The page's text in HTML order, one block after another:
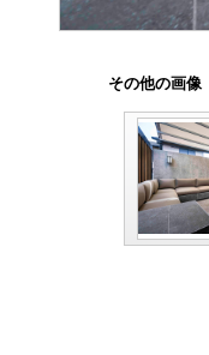
その他の画像